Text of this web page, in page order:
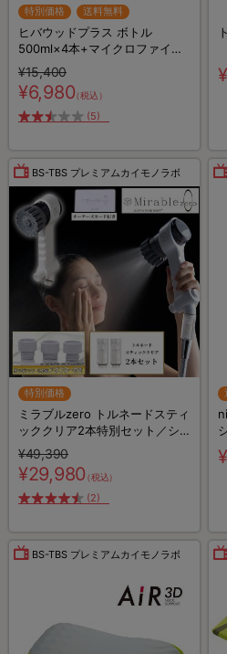
特別価格 送料無料
ヒバウッドプラス ボトル
500ml×4本+マイクロファイバ
ークロス×2枚／防虫スプレー／
防虫剤／害虫忌避剤
¥15,400
¥6,980（税込）
(5)
BS-TBS プレミアムカイモノラボ
特別価格
ミラブルzero トルネードスティ
ッククリア2本特別セット／シ
ャワーヘッド
¥49,390
¥29,980（税込）
(2)
BS-TBS プレミアムカイモノラボ